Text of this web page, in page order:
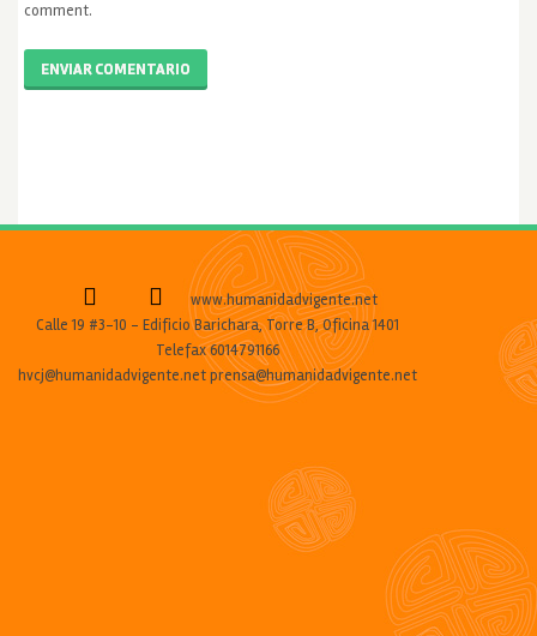
comment.
ENVIAR COMENTARIO
www.humanidadvigente.net
Calle 19 #3-10 - Edificio Barichara, Torre B, Oficina 1401
Telefax 6014791166
hvcj@humanidadvigente.net prensa@humanidadvigente.net